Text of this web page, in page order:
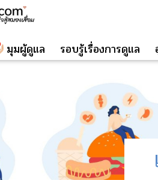
มุมผู้ดูแล รอบรู้เรื่องการดูแล